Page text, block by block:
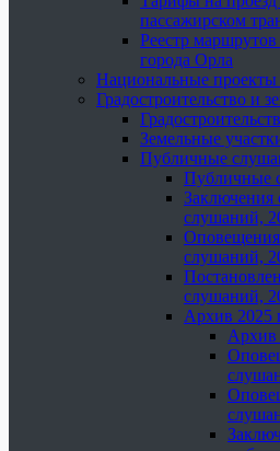
пассажирском
Реестр
города Орла
Национальные
Градостроительство и
Земельные
Публичные
Публичные
Заключения
слушаний,
слушаний,
слушаний,
Архив 2025
Архив